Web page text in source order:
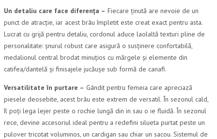
Un detaliu care face diferența – Fiecare ținută are nevoie de un
punct de atracție, iar acest brâu împletit este creat exact pentru asta.
Lucrat cu grijă pentru detaliu, cordonul aduce laolaltă texturi pline de
personalitate: șnurul robust care asigură o susținere confortabilă,
medalionul central brodat minuțios cu mărgele și elemente din
catifea/dantelă și finisajele jucăușe sub formă de canafi.
Versatilitate în purtare – Gândit pentru femeia care apreciază
piesele deosebite, acest brâu este extrem de versatil. În sezonul cald,
îl poți lega lejer peste o rochie lungă din in sau o ie fluidă. În sezonul
rece, devine accesoriul ideal pentru a redefini silueta purtat peste un
pulover tricotat voluminos, un cardigan sau chiar un sacou. Sistemul de